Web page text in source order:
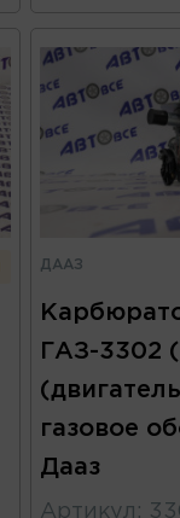
ДААЗ
ГАЗ-3302
газовое
Дааз
Артикул :